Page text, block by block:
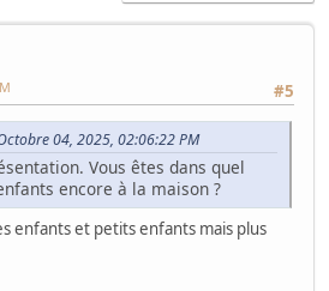
#5
04, 2025, 02:06:22 PM
Vous êtes dans quel
encore à la maison ?
enfants et petits enfants mais plus